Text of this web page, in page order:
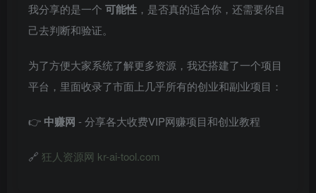
我分享的是一个 可能性 ，是否真的适合你，还需要你自
己去判断和验证。
为了方便大家系统了解更多资源，我还搭建了一个项目
平台，里面收录了市面上几乎所有的创业和副业项目：
👉 中赚网 - 分享各大收费VIP网赚项目和创业教程
🔗 狂人资源网 kr-ai-tool.com